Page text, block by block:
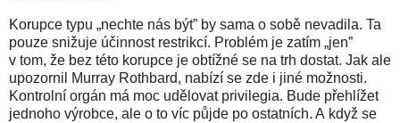
Korupce typu „nechte nás být” by sama o sobě nevadila. Ta
pouze snižuje účinnost restrikcí. Problém je zatím „jen”
v tom, že bez této korupce je obtížné se na trh dostat. Jak ale
upozornil Murray Rothbard, nabízí se zde i jiné možnosti.
Kontrolní orgán má moc udělovat privilegia. Bude přehlížet
jednoho výrobce, ale o to víc půjde po ostatních. A když se